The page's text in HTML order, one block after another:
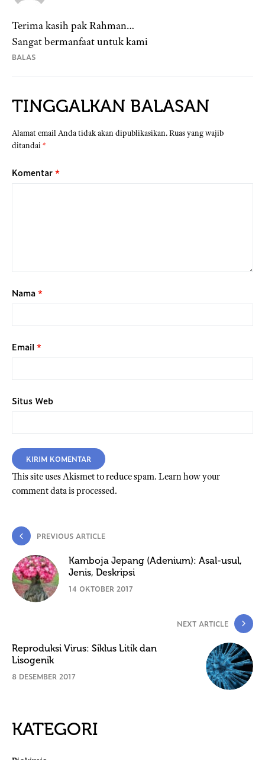
Terima kasih pak Rahman…
Sangat bermanfaat untuk kami
BALAS
TINGGALKAN BALASAN
Alamat email Anda tidak akan dipublikasikan.Ruas yang wajib
ditandai*
Komentar*
Nama*
Email *
Situs Web
This site uses Akismet to reduce spam. Learn how your
comment data is processed.
PREVIOUS ARTICLE
Kamboja Jepang (Adenium): Asal-usul,
Jenis, Deskripsi
14 OKTOBER 2017
NEXT ARTICLE
Reproduksi Virus: Siklus Litik dan
Lisogenik
8 DESEMBER 2017
KATEGORI